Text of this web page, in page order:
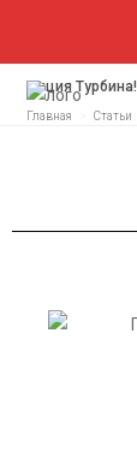
Акция Турбина!
Главная Статьи